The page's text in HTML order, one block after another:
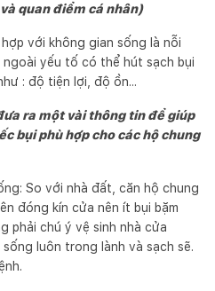
quan điểm cá nhân)
với không gian sống là nỗi
ngoài yếu tố có thể hút sạch bụi
: độ tiện lợi, độ ồn...
ra một vài thông tin để giúp
bụi phù hợp cho các hộ chung
So với nhà đất, căn hộ chung
đóng kín cửa nên ít bụi bặm
phải chú ý vệ sinh nhà cửa
luôn trong lành và sạch sẽ.